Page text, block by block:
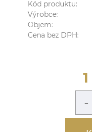
Kód produktu:
Výrobce:
Objem:
Cena bez DPH:
-